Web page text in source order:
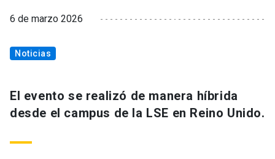
6 de marzo 2026
Noticias
El evento se realizó de manera híbrida
desde el campus de la LSE en Reino Unido.